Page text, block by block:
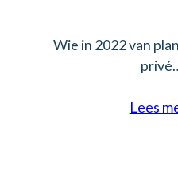
Wie in 2022 van
Lees